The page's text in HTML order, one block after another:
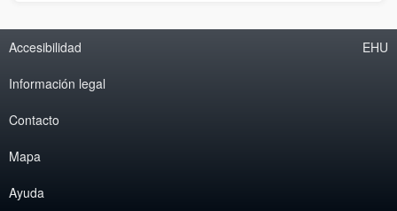
Accesibilidad
Información legal
Contacto
Mapa
Ayuda
EHU